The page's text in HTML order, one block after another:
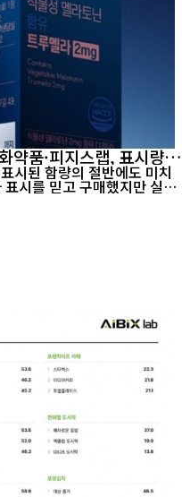
품·피지스랩, 표시량
시된 함량의 절반에도 미치
시를 믿고 구매했지만 실제
비자원이 시
식품 30개를 조사한 결과, 2
에 크게 못 미치는 것으로 확
화약품의...